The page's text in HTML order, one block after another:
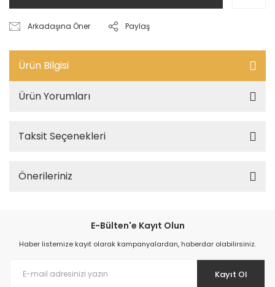
Arkadaşına Öner Paylaş
Ürün Bilgisi
Ürün Yorumları
Taksit Seçenekleri
Önerileriniz
E-Bülten'e Kayıt Olun
Haber listemize kayıt olarak kampanyalardan, haberdar olabilirsiniz.
Kayıt Ol